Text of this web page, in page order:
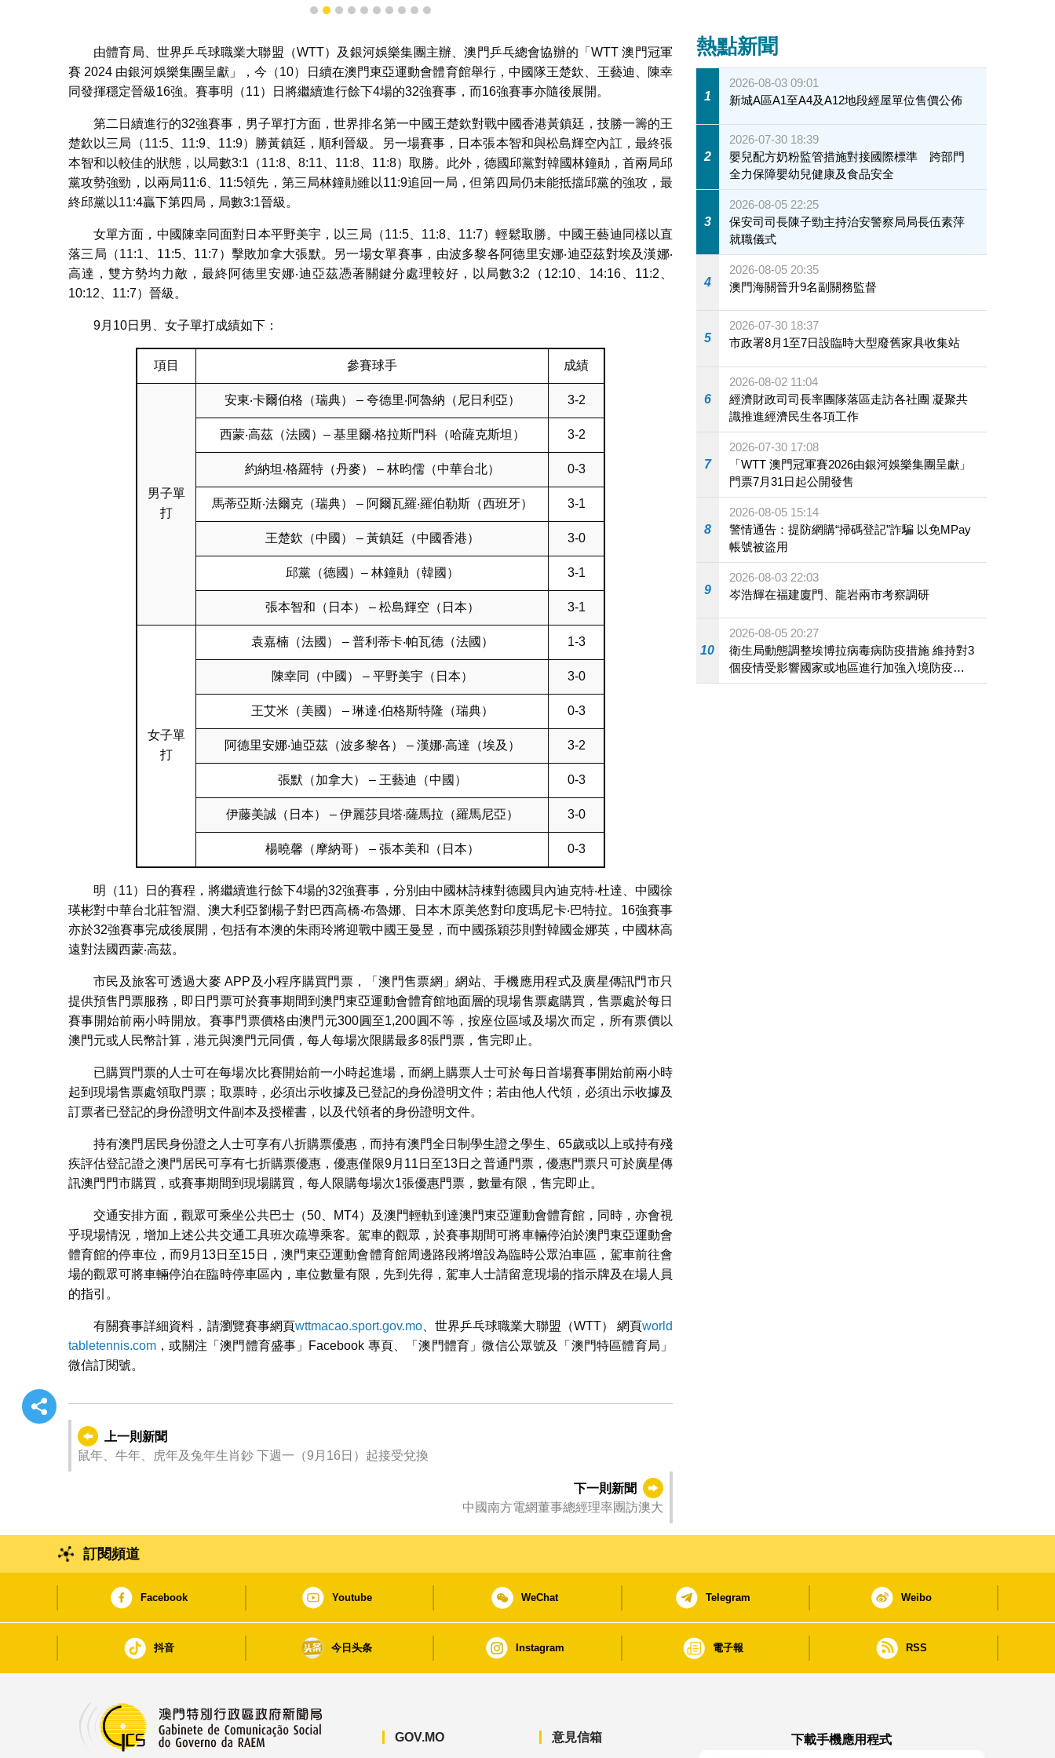
1 2 3 4 5 6 7 8 9 10
由體育局、世界乒乓球職業大聯盟（WTT）及銀河娛樂集團主辦、澳門乒乓總會協辦的「WTT 澳門冠軍
賽 2024 由銀河娛樂集團呈獻」，今（10）日續在澳門東亞運動會體育館舉行，中國隊王楚欽、王藝迪、陳幸
同發揮穩定晉級16強。賽事明（11）日將繼續進行餘下4場的32強賽事，而16強賽事亦隨後展開。
第二日續進行的32強賽事，男子單打方面，世界排名第一中國王楚欽對戰中國香港黃鎮廷，技勝一籌的王
楚欽以三局（11:5、11:9、11:9）勝黃鎮廷，順利晉級。另一場賽事，日本張本智和與松島輝空內訌，最終張
本智和以較佳的狀態，以局數3:1（11:8、8:11、11:8、11:8）取勝。此外，德國邱黨對韓國林鐘勛，首兩局邱
黨攻勢強勁，以兩局11:6、11:5領先，第三局林鐘勛雖以11:9追回一局，但第四局仍未能抵擋邱黨的強攻，最
終邱黨以11:4贏下第四局，局數3:1晉級。
女單方面，中國陳幸同面對日本平野美宇，以三局（11:5、11:8、11:7）輕鬆取勝。中國王藝迪同樣以直
落三局（11:1、11:5、11:7）擊敗加拿大張默。另一場女單賽事，由波多黎各阿德里安娜‧迪亞茲對埃及漢娜‧
高達，雙方勢均力敵，最終阿德里安娜‧迪亞茲憑著關鍵分處理較好，以局數3:2（12:10、14:16、11:2、
10:12、11:7）晉級。
9月10日男、女子單打成績如下：
項目 參賽球手 成績
男子單
打
安東‧卡爾伯格（瑞典） – 夸德里‧阿魯納（尼日利亞） 3-2
西蒙‧高茲（法國）– 基里爾‧格拉斯門科（哈薩克斯坦） 3-2
約納坦‧格羅特（丹麥） – 林昀儒（中華台北） 0-3
馬蒂亞斯‧法爾克（瑞典） – 阿爾瓦羅‧羅伯勒斯（西班牙） 3-1
王楚欽（中國） – 黃鎮廷（中國香港） 3-0
邱黨（德國）– 林鐘勛（韓國） 3-1
張本智和（日本） – 松島輝空（日本） 3-1
女子單
打
袁嘉楠（法國） – 普利蒂卡‧帕瓦德（法國） 1-3
陳幸同（中國） – 平野美宇（日本） 3-0
王艾米（美國） – 琳達‧伯格斯特隆（瑞典） 0-3
阿德里安娜‧迪亞茲（波多黎各） – 漢娜‧高達（埃及） 3-2
張默（加拿大） – 王藝迪（中國） 0-3
伊藤美誠（日本） – 伊麗莎貝塔‧薩馬拉（羅馬尼亞） 3-0
楊曉馨（摩納哥） – 張本美和（日本） 0-3
明（11）日的賽程，將繼續進行餘下4場的32強賽事，分別由中國林詩棟對德國貝內迪克特‧杜達、中國徐
瑛彬對中華台北莊智淵、澳大利亞劉楊子對巴西高橋‧布魯娜、日本木原美悠對印度瑪尼卡‧巴特拉。16強賽事
亦於32強賽事完成後展開，包括有本澳的朱雨玲將迎戰中國王曼昱，而中國孫穎莎則對韓國金娜英，中國林高
遠對法國西蒙‧高茲。
市民及旅客可透過大麥 APP及小程序購買門票，「澳門售票網」網站、手機應用程式及廣星傳訊門市只
提供預售門票服務，即日門票可於賽事期間到澳門東亞運動會體育館地面層的現場售票處購買，售票處於每日
賽事開始前兩小時開放。賽事門票價格由澳門元300圓至1,200圓不等，按座位區域及場次而定，所有票價以
澳門元或人民幣計算，港元與澳門元同價，每人每場次限購最多8張門票，售完即止。
已購買門票的人士可在每場次比賽開始前一小時起進場，而網上購票人士可於每日首場賽事開始前兩小時
起到現場售票處領取門票；取票時，必須出示收據及已登記的身份證明文件；若由他人代領，必須出示收據及
訂票者已登記的身份證明文件副本及授權書，以及代領者的身份證明文件。
持有澳門居民身份證之人士可享有八折購票優惠，而持有澳門全日制學生證之學生、65歲或以上或持有殘
疾評估登記證之澳門居民可享有七折購票優惠，優惠僅限9月11日至13日之普通門票，優惠門票只可於廣星傳
訊澳門門市購買，或賽事期間到現場購買，每人限購每場次1張優惠門票，數量有限，售完即止。
交通安排方面，觀眾可乘坐公共巴士（50、MT4）及澳門輕軌到達澳門東亞運動會體育館，同時，亦會視
乎現場情況，增加上述公共交通工具班次疏導乘客。駕車的觀眾，於賽事期間可將車輛停泊於澳門東亞運動會
體育館的停車位，而9月13日至15日，澳門東亞運動會體育館周邊路段將增設為臨時公眾泊車區，駕車前往會
場的觀眾可將車輛停泊在臨時停車區內，車位數量有限，先到先得，駕車人士請留意現場的指示牌及在場人員
的指引。
有關賽事詳細資料，請瀏覽賽事網頁wttmacao.sport.gov.mo、世界乒乓球職業大聯盟（WTT） 網頁world
tabletennis.com ，或關注「澳門體育盛事」Facebook 專頁、「澳門體育」微信公眾號及「澳門特區體育局」
微信訂閱號。
上一則新聞
鼠年、牛年、虎年及兔年生肖鈔 下週一（9月16日）起接受兌換
下一則新聞
中國南方電網董事總經理率團訪澳大
熱點新聞
1
2026-08-03 09:01
新城A區A1至A4及A12地段經屋單位售價公佈
2
2026-07-30 18:39
嬰兒配方奶粉監管措施對接國際標準 跨部門
全力保障嬰幼兒健康及食品安全
3
2026-08-05 22:25
保安司司長陳子勁主持治安警察局局長伍素萍
就職儀式
4
2026-08-05 20:35
澳門海關晉升9名副關務監督
5
2026-07-30 18:37
市政署8月1至7日設臨時大型廢舊家具收集站
6
2026-08-02 11:04
經濟財政司司長率團隊落區走訪各社團 凝聚共
識推進經濟民生各項工作
7
2026-07-30 17:08
「WTT 澳門冠軍賽2026由銀河娛樂集團呈獻」
門票7月31日起公開發售
8
2026-08-05 15:14
警情通告：提防網購“掃碼登記”詐騙 以免MPay
帳號被盜用
9
2026-08-03 22:03
岑浩輝在福建廈門、龍岩兩市考察調研
10
2026-08-05 20:27
衛生局動態調整埃博拉病毒病防疫措施 維持對3
個疫情受影響國家或地區進行加強入境防疫措
施
訂閱頻道
Facebook Youtube WeChat Telegram Weibo
抖音 今日头条 Instagram 電子報 RSS
GOV.MO 意見信箱
下載手機應用程式